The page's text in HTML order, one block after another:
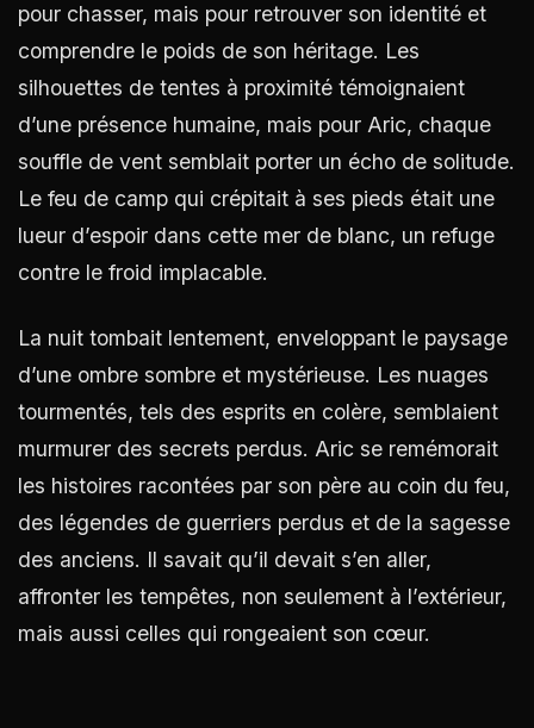
pour chasser, mais pour retrouver son identité et
comprendre le poids de son héritage. Les
silhouettes de tentes à proximité témoignaient
d’une présence humaine, mais pour Aric, chaque
souffle de vent semblait porter un écho de solitude.
Le feu de camp qui crépitait à ses pieds était une
lueur d’espoir dans cette mer de blanc, un refuge
contre le froid implacable.
La nuit tombait lentement, enveloppant le paysage
d’une ombre sombre et mystérieuse. Les nuages
tourmentés, tels des esprits en colère, semblaient
murmurer des secrets perdus. Aric se remémorait
les histoires racontées par son père au coin du feu,
des légendes de guerriers perdus et de la sagesse
des anciens. Il savait qu’il devait s’en aller,
affronter les tempêtes, non seulement à l’extérieur,
mais aussi celles qui rongeaient son cœur.